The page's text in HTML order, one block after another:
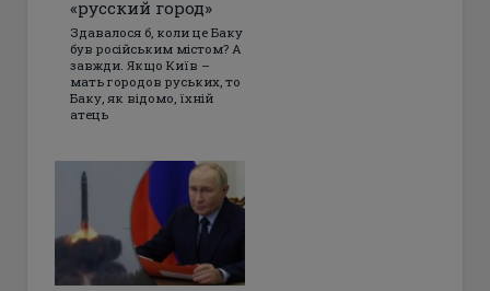
«русский город»
Здавалося б, коли це Баку
був російським містом? А
завжди. Якщо Київ –
мать городов руських, то
Баку, як відомо, їхній
атець